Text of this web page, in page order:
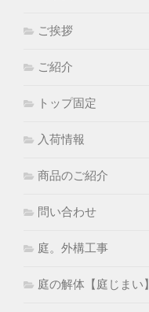
ご挨拶
ご紹介
トップ固定
入荷情報
商品のご紹介
問い合わせ
庭。外構工事
庭の解体【庭じまい】